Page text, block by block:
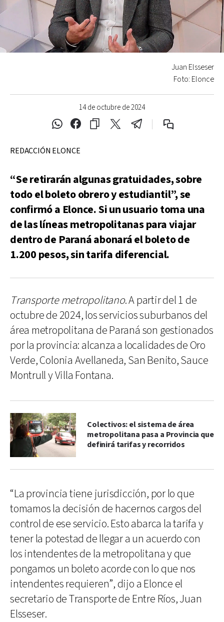
14 de octubre de 2024
Juan Elsseser
Foto: Elonce
REDACCIÓN ELONCE
“Se retirarán algunas gratuidades, sobre
todo el boleto obrero y estudiantil”, se
confirmó a Elonce. Si un usuario toma una
de las líneas metropolitanas para viajar
dentro de Paraná abonará el boleto de
1.200 pesos, sin tarifa diferencial.
Transporte metropolitano. A partir del 1 de
octubre de 2024, los servicios suburbanos del
área metropolitana de Paraná son gestionados
por la provincia: alcanza a localidades de Oro
Verde, Colonia Avellaneda, San Benito, Sauce
Montrull y Villa Fontana.
Colectivos: el sistema de área
metropolitana pasa a Provincia que
definirá tarifas y recorridos
“La provincia tiene jurisdicción, por lo que
tomamos la decisión de hacernos cargos del
control de ese servicio. Esto abarca la tarifa y
tener la potestad de llegar a un acuerdo con
los intendentes de la metropolitana y que
pongamos un boleto acorde con lo que nos
intendentes requieren”, dijo a Elonce el
secretario de Transporte de Entre Ríos, Juan
Elsseser.